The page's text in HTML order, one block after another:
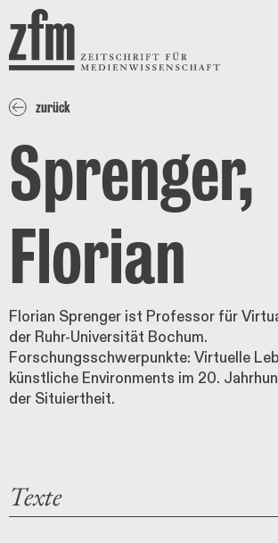
Direkt zum Inhalt
ZEITSCHRIFT FÜR
MEDIENWISSENSCHAFT
zurück
Sprenger,
Florian
Florian Sprenger ist Professor für
der Ruhr-Universität Bochum.
Forschungsschwerpunkte: Virtuelle
künstliche Environments im 20.
der Situiertheit.
Texte